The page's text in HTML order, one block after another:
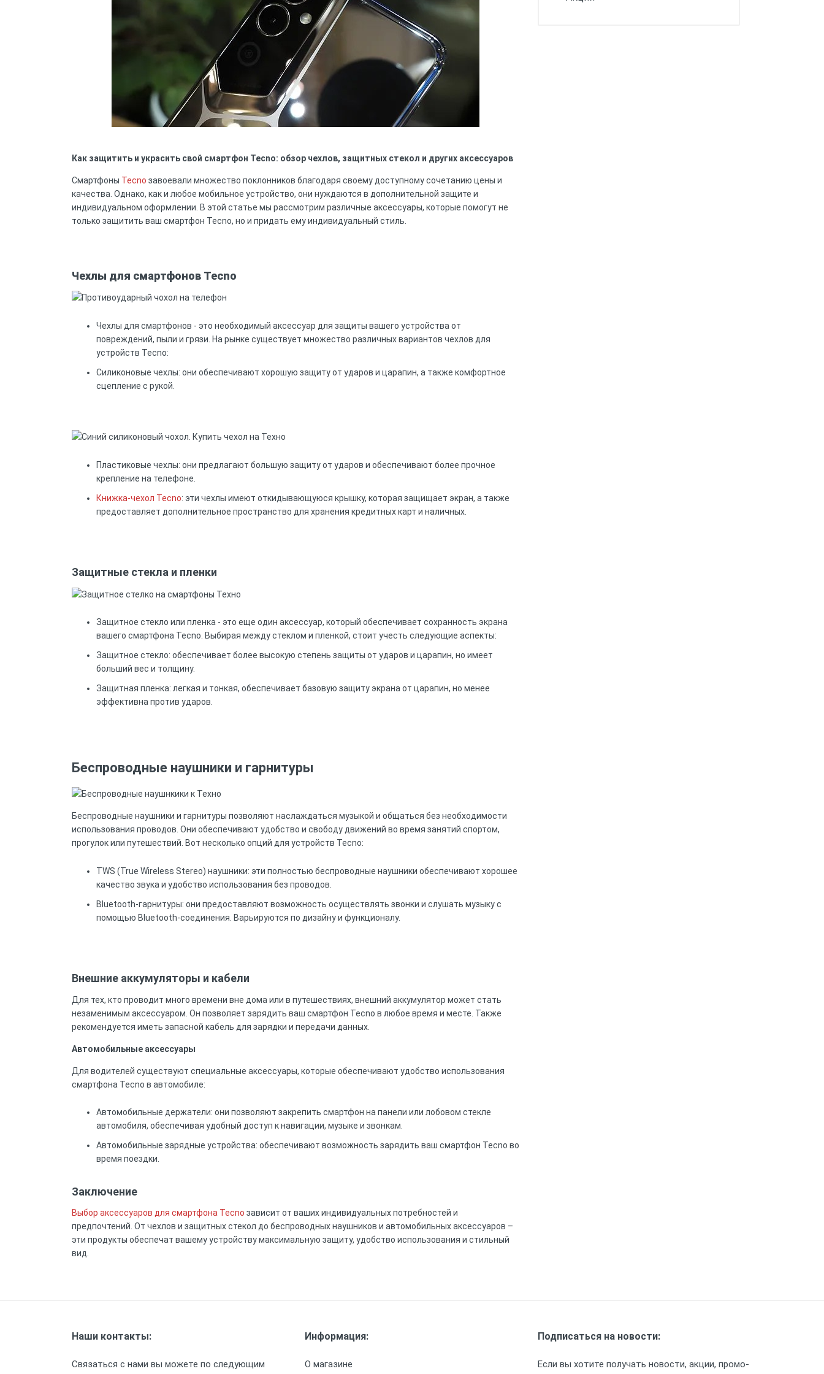
Карты памяти
Смарт гаджеты и аксессуары
Другие аксессуары
Как защитить и украсить свой смартфон Tecno: обзор чехлов, защитных стекол и других аксессуаров
Смартфоны Tecno завоевали множество поклонников благодаря своему доступному сочетанию цены и
качества. Однако, как и любое мобильное устройство, они нуждаются в дополнительной защите и
индивидуальном оформлении. В этой статье мы рассмотрим различные аксессуары, которые помогут не
только защитить ваш смартфон Tecno, но и придать ему индивидуальный стиль.
Чехлы для смартфонов Tecno
Чехлы для смартфонов - это необходимый аксессуар для защиты вашего устройства от
повреждений, пыли и грязи. На рынке существует множество различных вариантов чехлов для
устройств Tecno:
Силиконовые чехлы: они обеспечивают хорошую защиту от ударов и царапин, а также комфортное
сцепление с рукой.
Пластиковые чехлы: они предлагают большую защиту от ударов и обеспечивают более прочное
крепление на телефоне.
Книжка-чехол Tecno: эти чехлы имеют откидывающуюся крышку, которая защищает экран, а также
предоставляет дополнительное пространство для хранения кредитных карт и наличных.
Защитные стекла и пленки
Защитное стекло или пленка - это еще один аксессуар, который обеспечивает сохранность экрана
вашего смартфона Tecno. Выбирая между стеклом и пленкой, стоит учесть следующие аспекты:
Защитное стекло: обеспечивает более высокую степень защиты от ударов и царапин, но имеет
больший вес и толщину.
Защитная пленка: легкая и тонкая, обеспечивает базовую защиту экрана от царапин, но менее
эффективна против ударов.
Беспроводные наушники и гарнитуры
Беспроводные наушники и гарнитуры позволяют наслаждаться музыкой и общаться без необходимости
использования проводов. Они обеспечивают удобство и свободу движений во время занятий спортом,
прогулок или путешествий. Вот несколько опций для устройств Tecno:
TWS (True Wireless Stereo) наушники: эти полностью беспроводные наушники обеспечивают хорошее
качество звука и удобство использования без проводов.
Bluetooth-гарнитуры: они предоставляют возможность осуществлять звонки и слушать музыку с
помощью Bluetooth-соединения. Варьируются по дизайну и функционалу.
Внешние аккумуляторы и кабели
Для тех, кто проводит много времени вне дома или в путешествиях, внешний аккумулятор может стать
незаменимым аксессуаром. Он позволяет зарядить ваш смартфон Tecno в любое время и месте. Также
рекомендуется иметь запасной кабель для зарядки и передачи данных.
Автомобильные аксессуары
Для водителей существуют специальные аксессуары, которые обеспечивают удобство использования
смартфона Tecno в автомобиле:
Автомобильные держатели: они позволяют закрепить смартфон на панели или лобовом стекле
автомобиля, обеспечивая удобный доступ к навигации, музыке и звонкам.
Автомобильные зарядные устройства: обеспечивают возможность зарядить ваш смартфон Tecno во
время поездки.
Заключение
Выбор аксессуаров для смартфона Tecno зависит от ваших индивидуальных потребностей и
предпочтений. От чехлов и защитных стекол до беспроводных наушников и автомобильных аксессуаров –
эти продукты обеспечат вашему устройству максимальную защиту, удобство использования и стильный
вид.
Наши контакты:
Связаться с нами вы можете по следующим
Информация:
О магазине
Подписаться на новости:
Если вы хотите получать новости, акции, промо-